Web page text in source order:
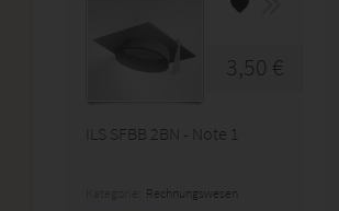
3,50 €
ILS SFBB 2BN - Note 1
Rechnungswesen